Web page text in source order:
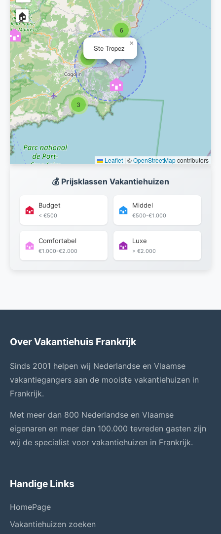
3
2
6
Ste Tropez
×
🏠
Leaflet | ©OpenStreetMapcontributors
💰 Prijsklassen Vakantiehuizen
Budget
< €500
Middel
€500-€1.000
Comfortabel
€1.000-€2.000
Luxe
> €2.000
Over Vakantiehuis Frankrijk
Sinds 2001 helpen wij Nederlandse en Vlaamse
vakantiegangers aan de mooiste vakantiehuizen in
Frankrijk.
Met meer dan 800 Nederlandse en Vlaamse
eigenaren en meer dan 100.000 tevreden gasten zijn
wij de specialist voor vakantiehuizen in Frankrijk.
Handige Links
HomePage
Vakantiehuizen zoeken